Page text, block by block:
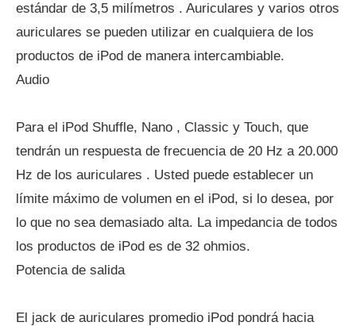
estándar de 3,5 milímetros . Auriculares y varios otros
auriculares se pueden utilizar en cualquiera de los
productos de iPod de manera intercambiable.
Audio
Para el iPod Shuffle, Nano , Classic y Touch, que
tendrán un respuesta de frecuencia de 20 Hz a 20.000
Hz de los auriculares . Usted puede establecer un
límite máximo de volumen en el iPod, si lo desea, por
lo que no sea demasiado alta. La impedancia de todos
los productos de iPod es de 32 ohmios.
Potencia de salida
El jack de auriculares promedio iPod pondrá hacia